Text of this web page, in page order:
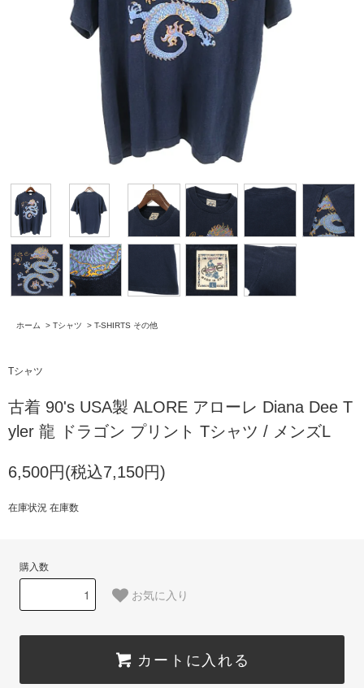
ホーム > Tシャツ > T-SHIRTS その他
Tシャツ
古着 90's USA製 ALORE アローレ Diana Dee T
yler 龍 ドラゴン プリント Tシャツ / メンズL
6,500円(税込7,150円)
在庫状況 在庫数
購入数
お気に入り
カートに入れる